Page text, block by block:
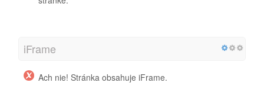
iFrame
Ach nie! Stránka obsahuje iFrame.